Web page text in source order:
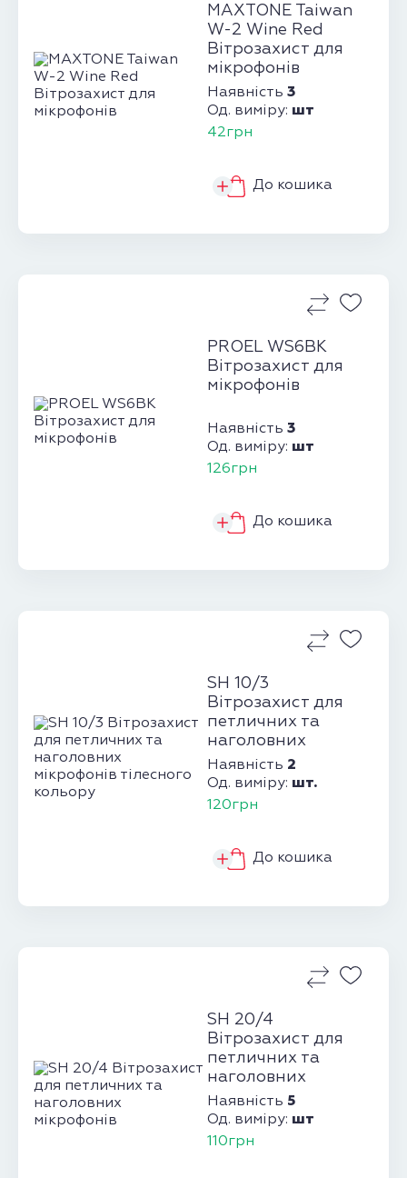
MAXTONE Taiwan
W-2 Wine Red
Вітрозахист для
мікрофонів
Наявність 3
Од. виміру: шт
42грн
До кошика
PROEL WS6BK
Вітрозахист для
мікрофонів
Наявність 3
Од. виміру: шт
126грн
До кошика
SH 10/3
Вітрозахист для
петличних та
наголовних
мікрофонів
тілесного коль...
Наявність 2
Од. виміру: шт.
120грн
До кошика
SH 20/4
Вітрозахист для
петличних та
наголовних
мікрофонів
Наявність 5
Од. виміру: шт
110грн